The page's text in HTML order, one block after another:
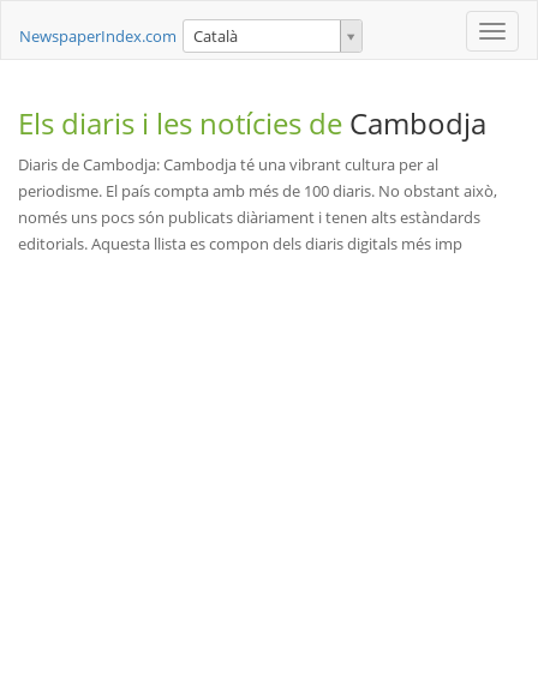
Toggle
NewspaperIndex.com Català
Els diaris i les notícies de Cambodja
Diaris de Cambodja: Cambodja té una vibrant cultura per al
periodisme. El país compta amb més de 100 diaris. No obstant això,
només uns pocs són publicats diàriament i tenen alts estàndards
editorials. Aquesta llista es compon dels diaris digitals més imp